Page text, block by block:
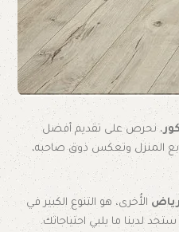
، نحرص على تقديم أفضل
طابع المنزل وتعكس ذوق صاحبه،
الأُخرى، هو التنوع الكبير في
لدينا ما يلبي احتياجاتك.